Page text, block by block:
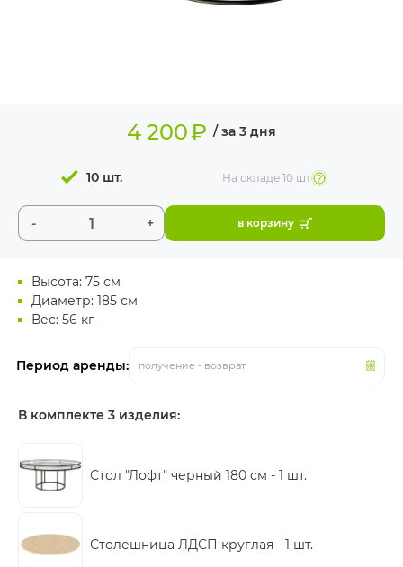
Высота: 75 см
Диаметр: 185 см
Вес: 56 кг
Период аренды: получение - возврат
4 200₽ / за 3 дня
- +
10 шт. На складе10 шт
в корзину
В комплекте 3 изделия:
Стол "Лофт" черный 180 см - 1 шт.
Столешница ЛДСП круглая - 1 шт.